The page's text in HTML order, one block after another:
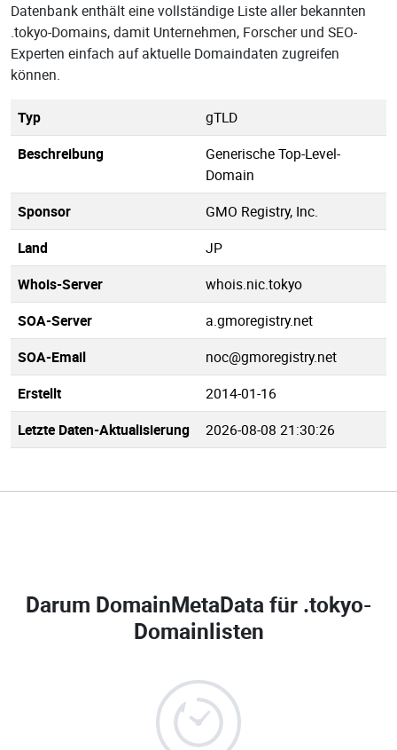
Datenbank enthält eine vollständige Liste aller bekannten
.tokyo-Domains, damit Unternehmen, Forscher und SEO-
Experten einfach auf aktuelle Domaindaten zugreifen
können.
Typ
gTLD
Beschreibung
Generische Top-Level-
Domain
Sponsor
GMO Registry, Inc.
Land
JP
Whois-Server
whois.nic.tokyo
SOA-Server
a.gmoregistry.net
SOA-Email
noc@gmoregistry.net
Erstellt
2014-01-16
Letzte Daten-Aktualisierung
2026-08-08 21:30:26
Darum DomainMetaData für .tokyo-
Domainlisten